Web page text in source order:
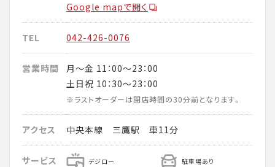
Google mapで開く
TEL 042-426-0076
営業時間
月～金 11：00～23：00
土日祝 10：30～23：00
※ラストオーダーは閉店時間の30分前となります。
アクセス 中央本線 三鷹駅 車11分
サービス デジロー 駐車場あり